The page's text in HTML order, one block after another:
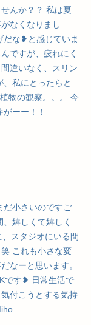
んか？？ 私は夏
なくなりまし
だな❥と感じていま
ですが、疲れにく
違いなく、スリン
私にとったらと
物の観察。。。 今
ーー！！
だ小さいのですご
嬉しくて嬉しく
スタジオにいる間
これも小さな変
なーと思います。
です❥ 日常生活で
付こうとする気持